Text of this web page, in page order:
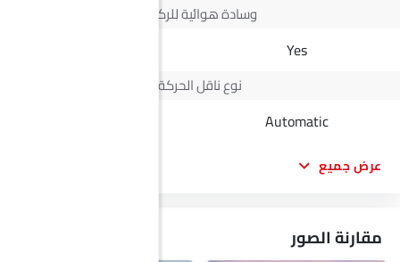
وسادة هوائية للركاب
Yes
نوع ناقل الحركة
Automatic
عرض جميع
مقارنة الصور